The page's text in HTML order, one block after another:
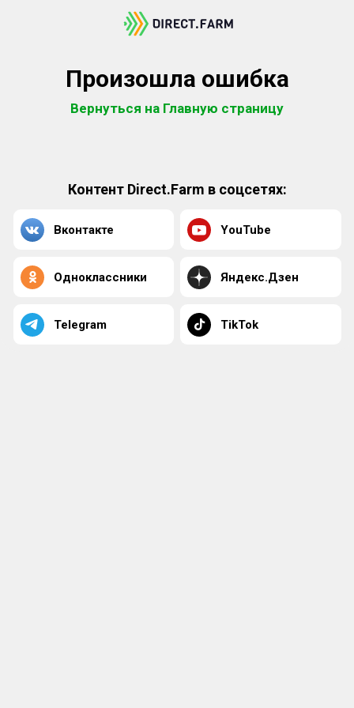
Произошла ошибка
Вернуться на Главную страницу
Контент Direct.Farm в соцсетях:
Вконтакте YouTube
Одноклассники Яндекс.Дзен
Telegram TikTok